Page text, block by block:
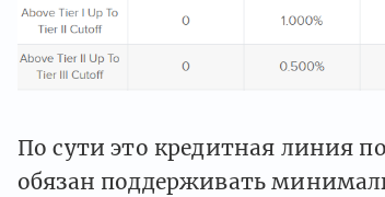
По сути это кредитная линия
обязан поддерживать